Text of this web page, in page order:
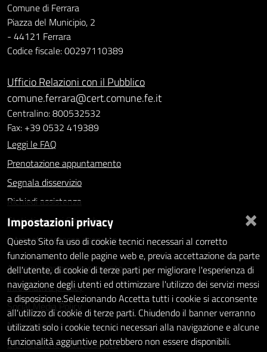
Comune di Ferrara
Piazza del Municipio, 2
- 44121 Ferrara
Codice fiscale: 00297110389
Ufficio Relazioni con il Pubblico
comune.ferrara@cert.comune.fe.it
Centralino: 800532532
Fax: +39 0532 419389
Leggi le FAQ
Prenotazione appuntamento
Segnala disservizio
Richiedi assistenza
Statistiche dei Siti web
Intranet - accesso riservato
Amministrazione trasparente
Informativa privacy
Social Media Policy
Note legali
Dichiarazione di accessibilità
×
Impostazioni privacy
Questo Sito fa uso di cookie tecnici necessari al corretto
funzionamento delle pagine web e, previa accettazione da parte
dell'utente, di cookie di terze parti per migliorare l'esperienza di
navigazione degli utenti ed ottimizzare l'utilizzo dei servizi messi
a disposizione.Selezionando Accetta tutti i cookie si acconsente
all'utilizzo di cookie di terze parti. Chiudendo il banner verranno
utilizzati solo i cookie tecnici necessari alla navigazione e alcune
funzionalità aggiuntive potrebbero non essere disponibili.